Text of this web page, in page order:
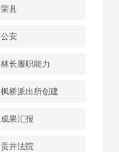
荣县
公安
林长履职能力
枫桥派出所创建
成果汇报
贡井法院